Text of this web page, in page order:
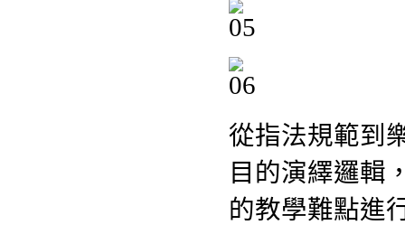
從指法規範到
目的演繹邏輯
的教學難點進